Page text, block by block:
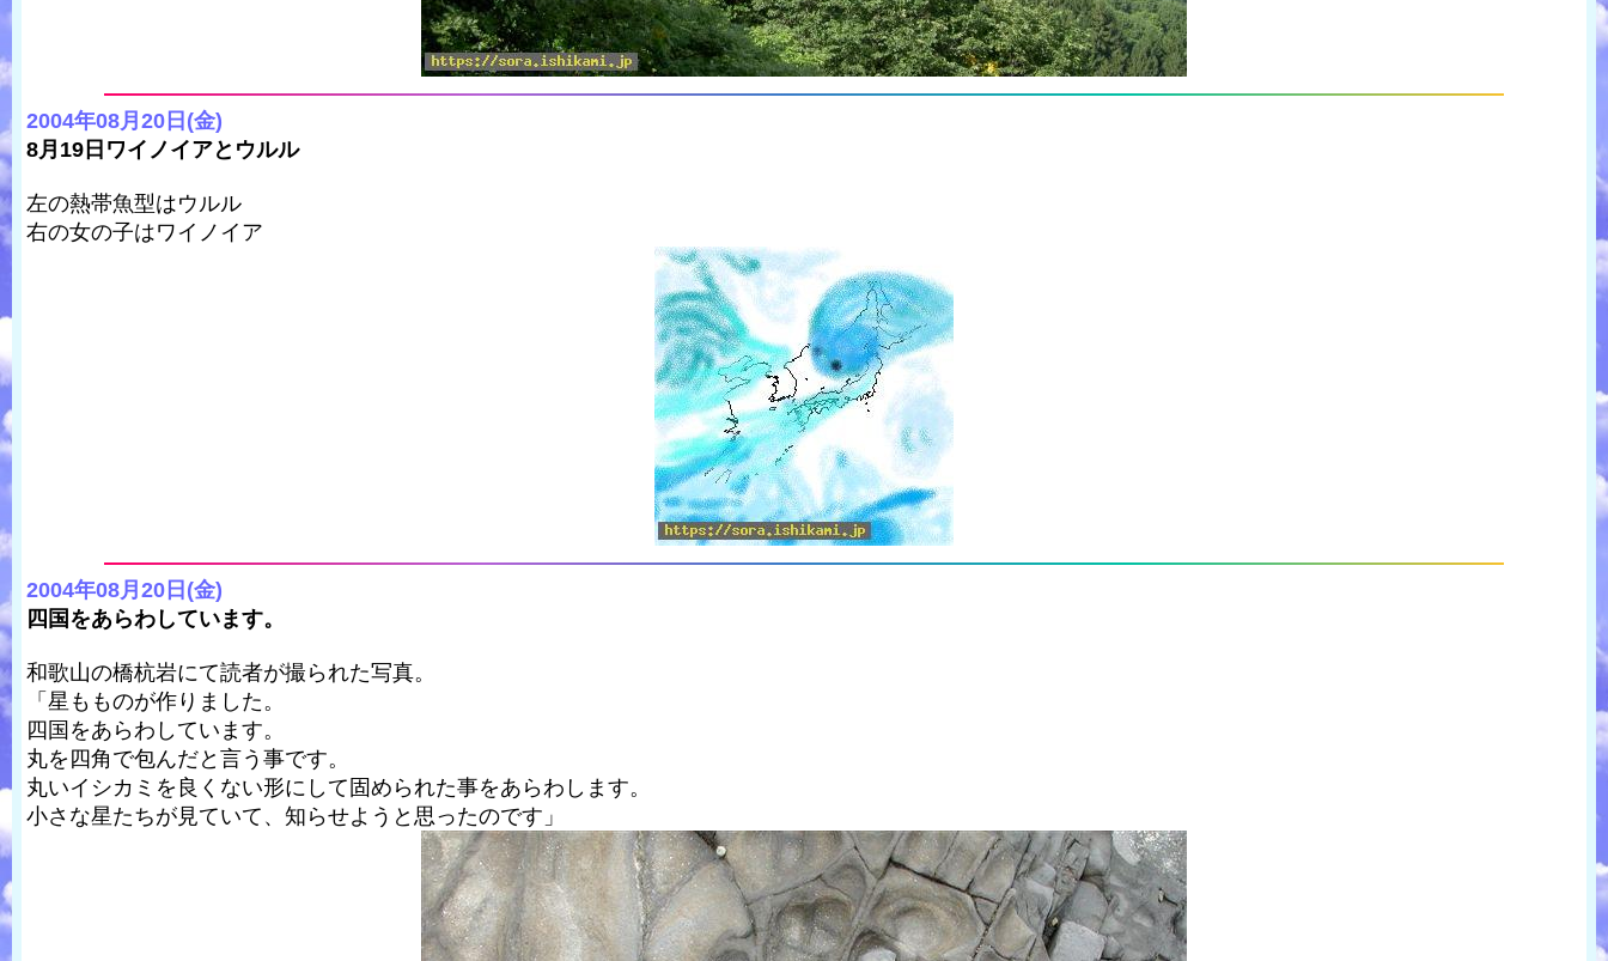
2004年08月20日(金)
8月19日ワイノイアとウルル
左の熱帯魚型はウルル
右の女の子はワイノイア
2004年08月20日(金)
四国をあらわしています。
和歌山の橋杭岩にて読者が撮られた写真。
「星もものが作りました。
四国をあらわしています。
丸を四角で包んだと言う事です。
丸いイシカミを良くない形にして固められた事をあらわします。
小さな星たちが見ていて、知らせようと思ったのです」